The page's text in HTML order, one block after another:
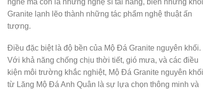
Granite lạnh lẽo thành những tác phẩm nghệ thuật ấn
tượng.
Điều đặc biệt là độ bền của Mộ Đá Granite nguyên khối.
Với khả năng chống chịu thời tiết, gió mưa, và các điều
kiện môi trường khắc nghiệt, Mộ Đá Granite nguyên khối
từ Lăng Mộ Đá Anh Quân là sự lựa chọn thông minh và